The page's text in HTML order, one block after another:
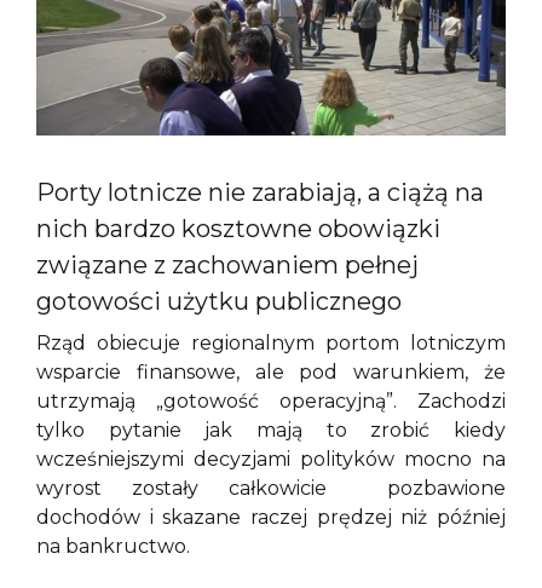
Porty lotnicze nie zarabiają, a ciążą na
nich bardzo kosztowne obowiązki
związane z zachowaniem pełnej
gotowości użytku publicznego
Rząd obiecuje regionalnym portom lotniczym
wsparcie finansowe, ale pod warunkiem, że
utrzymają „gotowość operacyjną”. Zachodzi
tylko pytanie jak mają to zrobić kiedy
wcześniejszymi decyzjami polityków mocno na
wyrost zostały całkowicie pozbawione
dochodów i skazane raczej prędzej niż później
na bankructwo.